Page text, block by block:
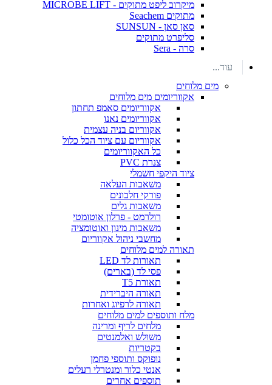
מיקרוב ליפט מתוקים - MICROBE LIFT
מתוקים Seachem
סאן סאן - SUNSUN
סליפרט מתוקים
סרה - Sera
עוד...
מים מלוחים
אקווריומים מים מלוחים
אקווריומים סאמפ תחתון
אקווריומים נאנו
אקווריום בניה עצמית
אקווריום עם ציוד הכל כלול
כל האקווריומים
צנרת PVC
ציוד היקפי חשמלי
משאבות העלאה
פורקי חלבונים
משאבות גלים
רולרמט - פרלון אוטומטי
משאבות מינון ואוטומציה
מחשבי ניהול אקווריום
תאורה למים מלוחים
תאורות לד LED
פסי לד (בארים)
תאורת T5
תאורה היברידית
תאורה לרפיוג ואחרות
מלח ותוספים למים מלוחים
מלחים לריף ומרינה
משולש ואלמנטים
בקטריות
נופוקס ותוספי פחמן
אנטי כלור ומנטרלי רעלים
תוספים אחרים